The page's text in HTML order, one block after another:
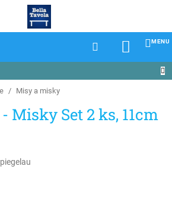
/ Misy a misky
Misky Set 2 ks, 11cm